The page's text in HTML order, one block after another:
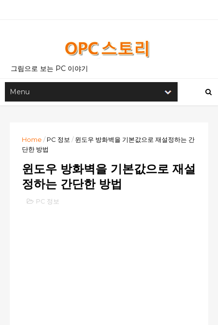
그림으로 보는 PC 이야기
Home / PC 정보 / 윈도우 방화벽을 기본값으로 재설정하는 간
단한 방법
윈도우 방화벽을 기본값으로 재설
정하는 간단한 방법
PC 정보